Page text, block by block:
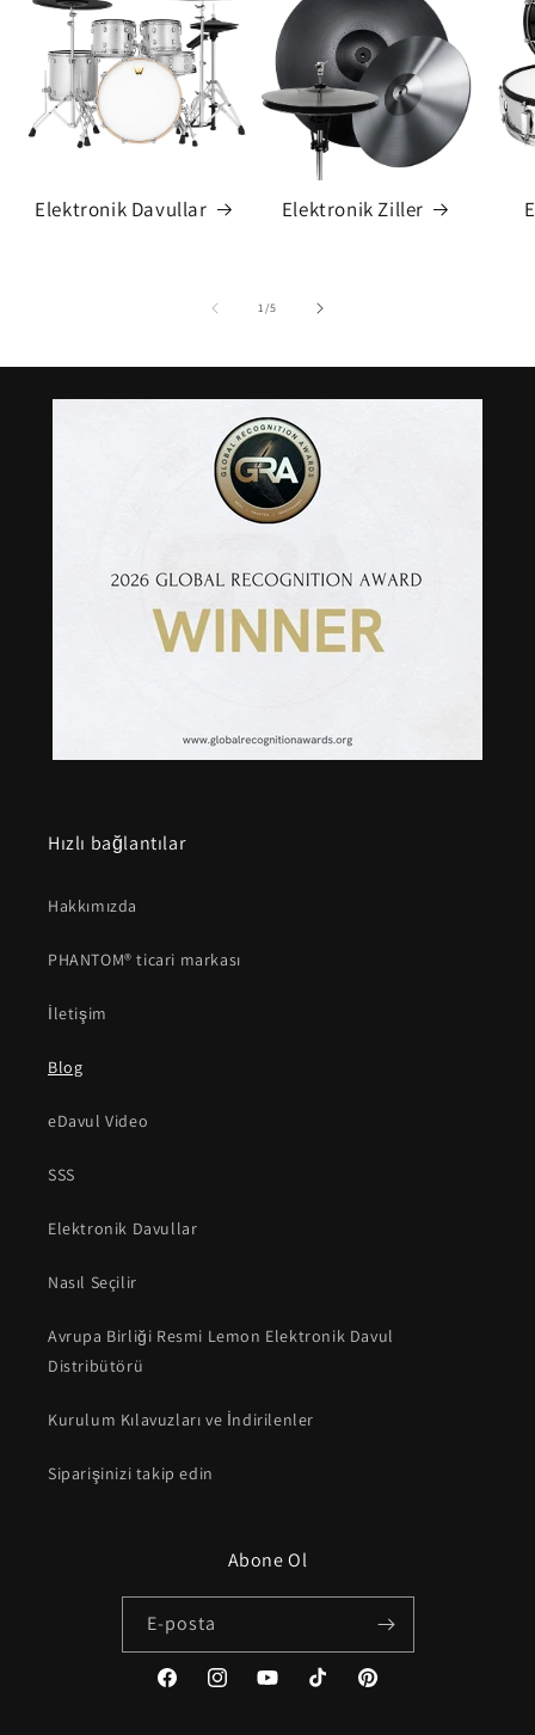
Elektronik Davullar Elektronik Ziller
1/-5
Hızlı bağlantılar
Hakkımızda
PHANTOM® ticari markası
İletişim
Blog
eDavul Video
SSS
Elektronik Davullar
Nasıl Seçilir
Avrupa Birliği Resmi Lemon Elektronik Davul
Distribütörü
Kurulum Kılavuzları ve İndirilenler
Siparişinizi takip edin
Abone Ol
E-posta
FacebookInstagramYouTubeTikTok Pinterest